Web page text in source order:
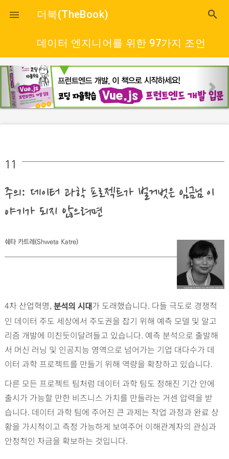
close
 더북(TheBook) search
데이터 엔지니어를 위한 97가지 조언
p
r
e
u
e
x
11
주의: 데이터 과학 프로젝트가 벌거벗은 임금님 이
야기가 되지 않으려면
쉐타 카트레(Shweta Katre)
4차 산업혁명, 분석의 시대가 도래했습니다. 다들 극도로 경쟁적
인 데이터 주도 세상에서 주도권을 잡기 위해 예측 모델 및 알고
리즘 개발에 미친듯이달려들고 있습니다. 예측 분석으로 출발해
서 머신 러닝 및 인공지능 영역으로 넘어가는 기업 대다수가 데
이터 과학 프로젝트를 만들기 위해 역량을 확장하고 있습니다.
다른 모든 프로젝트 팀처럼 데이터 과학 팀도 정해진 기간 안에
출시가 가능할 만한 비즈니스 가치를 만들라는 거센 압력을 받
습니다. 데이터 과학 팀에 주어진 큰 과제는 작업 과정과 완료 상
황을 가시적이고 측정 가능하게 보여주어 이해관계자의 관심과
안정적인 자금을 확보하는 것입니다.